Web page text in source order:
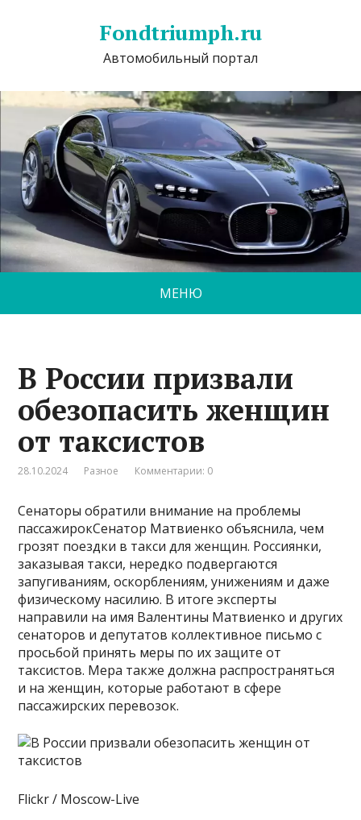
Fondtriumph.ru
Автомобильный портал
МЕНЮ
В России призвали
обезопасить женщин
от таксистов
28.10.2024 Разное Комментарии: 0
Сенаторы обратили внимание на проблемы
пассажирокСенатор Матвиенко объяснила, чем
грозят поездки в такси для женщин. Россиянки,
заказывая такси, нередко подвергаются
запугиваниям, оскорблениям, унижениям и даже
физическому насилию. В итоге эксперты
направили на имя Валентины Матвиенко и других
сенаторов и депутатов коллективное письмо с
просьбой принять меры по их защите от
таксистов. Мера также должна распространяться
и на женщин, которые работают в сфере
пассажирских перевозок.
Flickr / Moscow-Live